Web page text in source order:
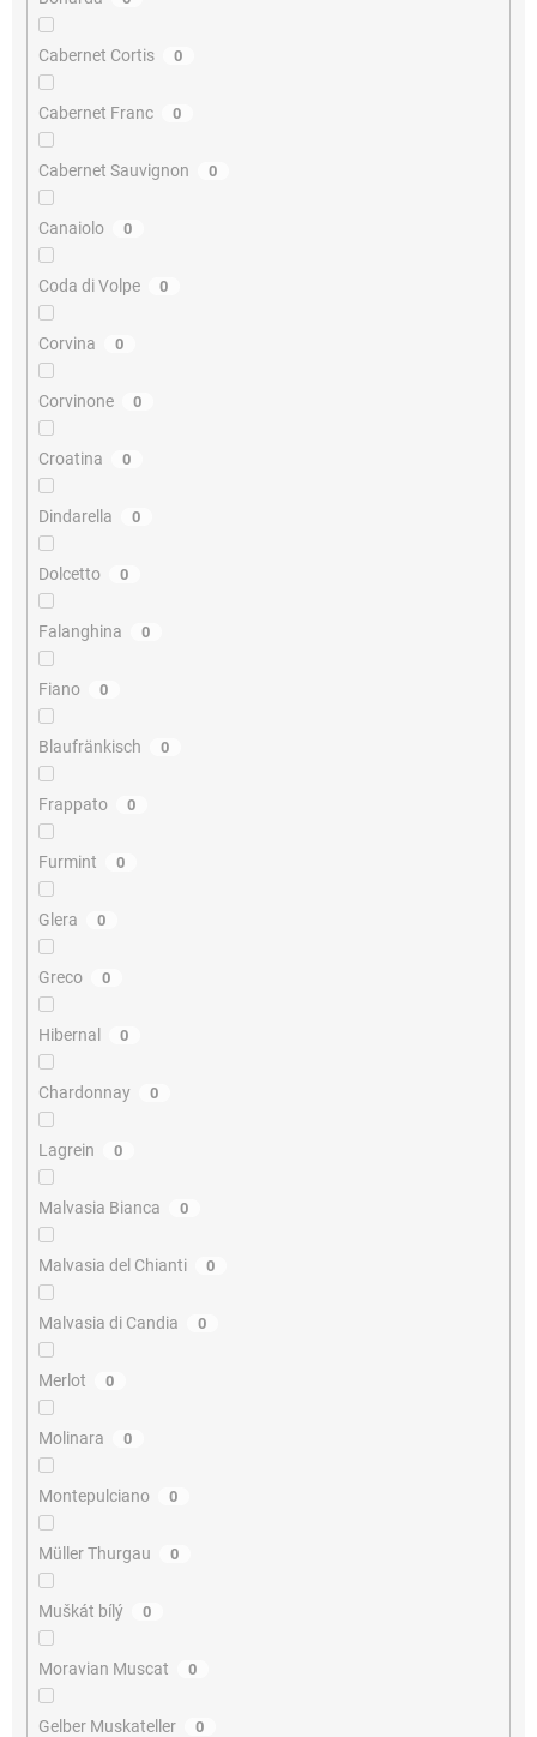
Cabernet Cortis 0
Cabernet Franc 0
Cabernet Sauvignon 0
Canaiolo 0
Coda di Volpe 0
Corvina 0
Corvinone 0
Croatina 0
Dindarella 0
Dolcetto 0
Falanghina 0
Fiano 0
Blaufränkisch 0
Frappato 0
Furmint 0
Glera 0
Greco 0
Hibernal 0
Chardonnay 0
Lagrein 0
Malvasia Bianca 0
Malvasia del Chianti 0
Malvasia di Candia 0
Merlot 0
Molinara 0
Montepulciano 0
Müller Thurgau 0
Muškát bílý 0
Moravian Muscat 0
Gelber Muskateller 0